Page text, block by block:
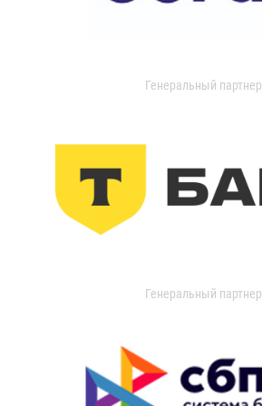
Генеральный партнер
Генеральный партнер